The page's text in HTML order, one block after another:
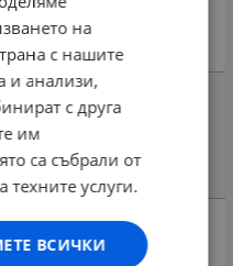
на
с нашите
и анализи,
с друга
им
са събрали от
техните услуги.
ВСИЧКИ